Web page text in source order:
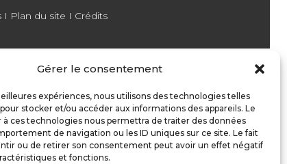
Gérer le consentement
expériences, nous utilisons des technologies telles
stocker et/ou accéder aux informations des appareils. Le
à ces technologies nous permettra de traiter des données
de navigation ou les ID uniques sur ce site. Le fait
ou de retirer son consentement peut avoir un effet négatif
et fonctions.
I Plan du site I Crédits